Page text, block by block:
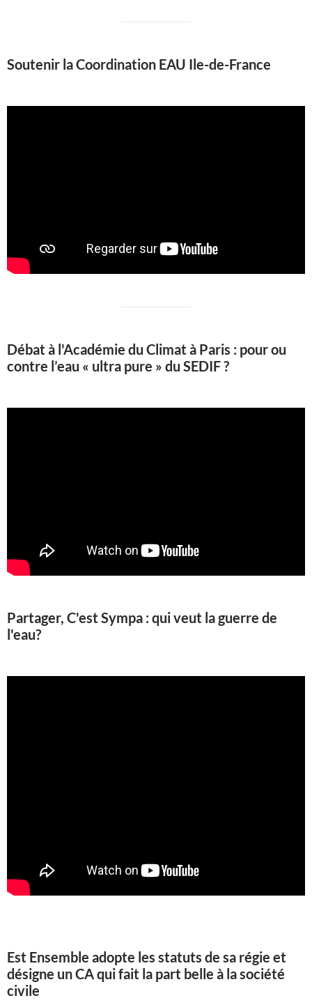
Soutenir la Coordination EAU Ile-de-France
Débat à l'Académie du Climat à Paris : pour ou
contre l’eau « ultra pure » du SEDIF ?
Partager, C'est Sympa : qui veut la guerre de
l'eau?
Est Ensemble adopte les statuts de sa régie et
désigne un CA qui fait la part belle à la société
civile